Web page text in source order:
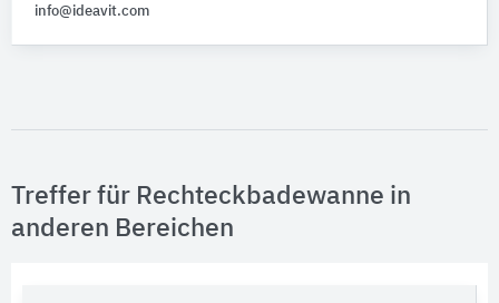
info@ideavit.com
Treffer für Rechteckbadewanne in
anderen Bereichen